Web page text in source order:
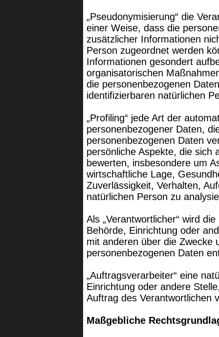
„Pseudonymisierung“ die
einer Weise, dass die
zusätzlicher Informationen
Person zugeordnet werden
Informationen gesondert
organisatorischen
die personenbezogenen
identifizierbaren natürlichen
„Profiling“ jede Art der
personenbezogener Daten,
personenbezogenen Daten
persönliche Aspekte, die sich
bewerten, insbesondere um
wirtschaftliche Lage,
Zuverlässigkeit, Verhalten,
natürlichen Person zu
Als „Verantwortlicher“ wird
Behörde, Einrichtung oder
mit anderen über die Zwecke
personenbezogenen Daten
„Auftragsverarbeiter“ eine
Einrichtung oder andere
Auftrag des Verantwortlichen
Maßgebliche